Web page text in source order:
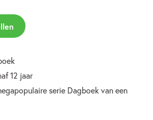
12 jaar
serie Dagboek van een